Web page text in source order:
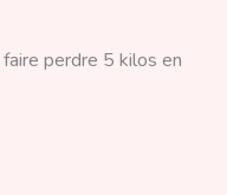
perdre 5 kilos en